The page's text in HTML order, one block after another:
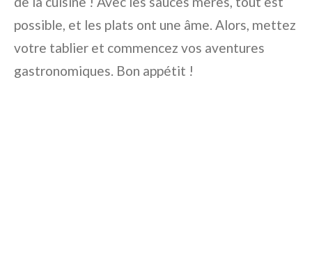
possible, et les plats ont une âme. Alors, mettez
votre tablier et commencez vos aventures
gastronomiques. Bon appétit !